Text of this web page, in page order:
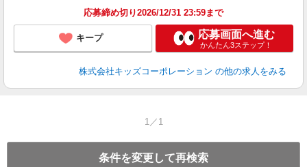
応募締め切り2026/12/31 23:59まで
キープ 応募画面へ進む
かんたん3ステップ！
株式会社キッズコーポレーション の他の求人をみる
1／1
条件を変更して再検索